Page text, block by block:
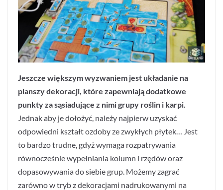
Jeszcze większym wyzwaniem jest układanie na
planszy dekoracji, które zapewniają dodatkowe
punkty za sąsiadujące z nimi grupy roślin i karpi.
Jednak aby je dołożyć, należy najpierw uzyskać
odpowiedni kształt ozdoby ze zwykłych płytek… Jest
to bardzo trudne, gdyż wymaga rozpatrywania
równocześnie wypełniania kolumn i rzędów oraz
dopasowywania do siebie grup. Możemy zagrać
zarówno w tryb z dekoracjami nadrukowanymi na